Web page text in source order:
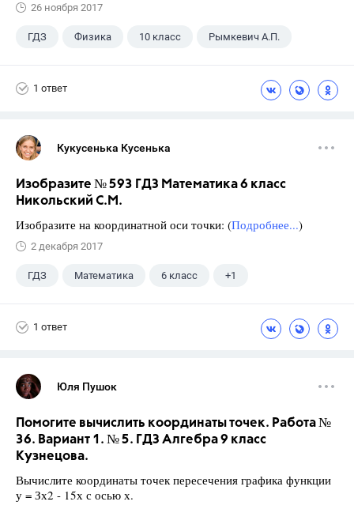
26 ноября 2017
ГДЗ Физика 10 класс Рымкевич А.П.
1 ответ
Кукусенька Кусенька
Изобразите № 593 ГДЗ Математика 6 класс
Никольский С.М.
Изобразите на координатной оси точки: (Подробнее...)
2 декабря 2017
ГДЗ Математика 6 класс +1
1 ответ
Юля Пушок
Помогите вычислить координаты точек. Работа №
36. Вариант 1. № 5. ГДЗ Алгебра 9 класс
Кузнецова.
Вычислите координаты точек пересечения графика функции
у = Зх2 - 15х с осью х.